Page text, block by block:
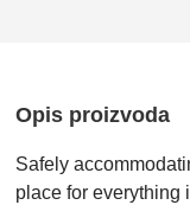
Opis proizvoda
Safely
place for everything